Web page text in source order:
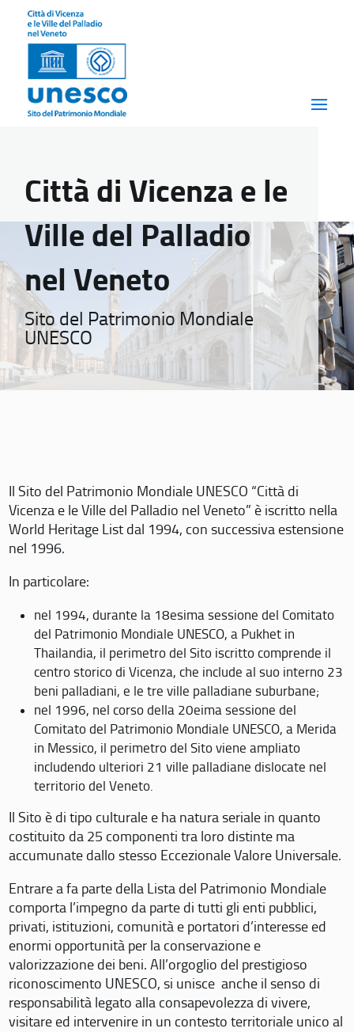
Città di Vicenza e le
Ville del Palladio
nel Veneto
Sito del Patrimonio Mondiale
UNESCO
Il Sito del Patrimonio Mondiale UNESCO “Città di
Vicenza e le Ville del Palladio nel Veneto” è iscritto nella
World Heritage List dal 1994, con successiva estensione
nel 1996.
In particolare:
nel 1994, durante la 18esima sessione del Comitato
del Patrimonio Mondiale UNESCO, a Pukhet in
Thailandia, il perimetro del Sito iscritto comprende il
centro storico di Vicenza, che include al suo interno 23
beni palladiani, e le tre ville palladiane suburbane;
nel 1996, nel corso della 20eima sessione del
Comitato del Patrimonio Mondiale UNESCO, a Merida
in Messico, il perimetro del Sito viene ampliato
includendo ulteriori 21 ville palladiane dislocate nel
territorio del Veneto.
Il Sito è di tipo culturale e ha natura seriale in quanto
costituito da 25 componenti tra loro distinte ma
accumunate dallo stesso Eccezionale Valore Universale.
Entrare a fa parte della Lista del Patrimonio Mondiale
comporta l’impegno da parte di tutti gli enti pubblici,
privati, istituzioni, comunità e portatori d’interesse ed
enormi opportunità per la conservazione e
valorizzazione dei beni. All’orgoglio del prestigioso
riconoscimento UNESCO, si unisce anche il senso di
responsabilità legato alla consapevolezza di vivere,
visitare ed intervenire in un contesto territoriale unico al